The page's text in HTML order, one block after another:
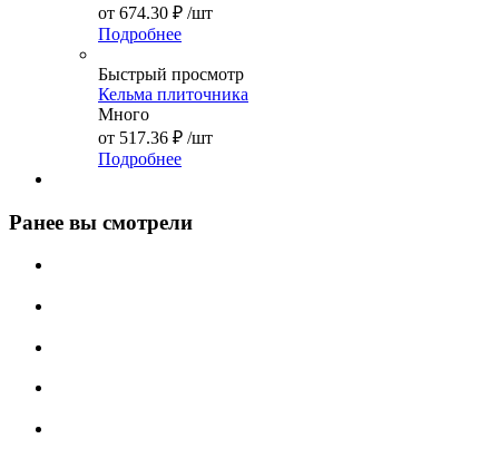
от 674.30 ₽ /шт
Подробнее
Быстрый просмотр
Кельма плиточника
Много
от 517.36 ₽ /шт
Подробнее
Ранее вы смотрели